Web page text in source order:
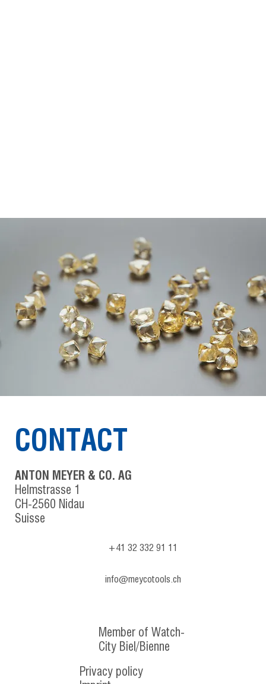
CONTACT
ANTON MEYER & CO. AG
Helmstrasse 1
CH-2560 Nidau
Suisse
+41 32 332 91 11
info@meycotools.ch
Member of Watch-
City Biel/Bienne
Privacy policy